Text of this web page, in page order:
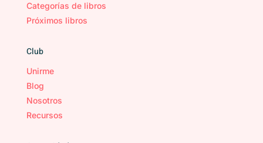
Categorías de libros
Próximos libros
Club
Unirme
Blog
Nosotros
Recursos